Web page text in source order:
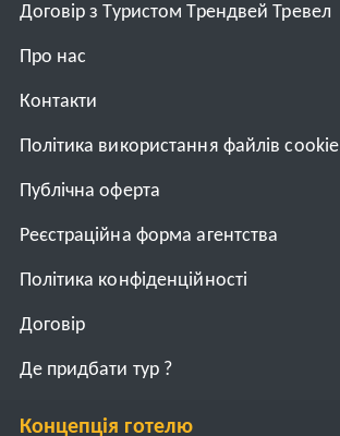
Договір з Туристом Трендвей Тревел
Про нас
Контакти
Політика використання файлів cookie
Публічна оферта
Реєстраційна форма агентства
Політика конфіденційності
Договiр
Де придбати тур ?
Концепція готелю